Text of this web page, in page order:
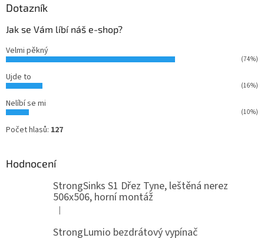
Dotazník
Jak se Vám líbí náš e-shop?
Velmi pěkný
(74%)
Ujde to
(16%)
Nelíbí se mi
(10%)
Počet hlasů: 127
Hodnocení
StrongSinks S1 Dřez Tyne, leštěná nerez
506x506, horní montáž
Hodnocení produktu je 5 z 5 hvězdiček.
|
StrongLumio bezdrátový vypínač